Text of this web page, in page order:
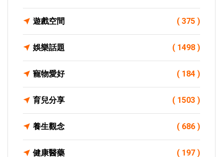
遊戲空間 ( 375 )
娛樂話題 ( 1498 )
寵物愛好 ( 184 )
育兒分享 ( 1503 )
養生觀念 ( 686 )
健康醫藥 ( 197 )